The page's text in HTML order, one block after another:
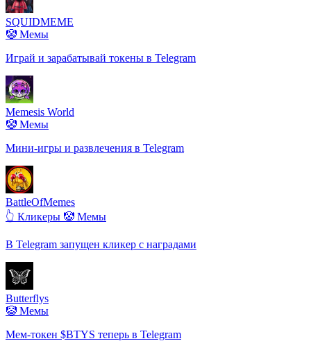
SQUIDMEME
🤡 Мемы
Играй и зарабатывай токены в Telegram
Memesis World
🤡 Мемы
Мини-игры и развлечения в Telegram
BattleOfMemes
👆 Кликеры 🤡 Мемы
В Telegram запущен кликер с наградами
Butterflys
🤡 Мемы
Мем-токен $BTYS теперь в Telegram